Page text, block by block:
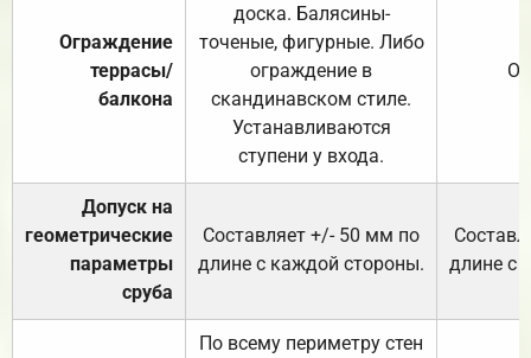
Ограждение
террасы/
балкона
доска. Балясины-
точеные, фигурные. Либо
ограждение в
скандинавском стиле.
Устанавливаются
ступени у входа.
Допуск на
геометрические
параметры
сруба
Составляет +/- 50 мм по
длине с каждой стороны.
длине с
По всему периметру стен